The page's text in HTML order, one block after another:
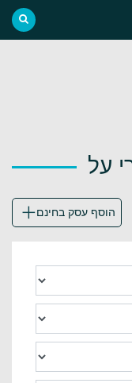
על
הוסף עסק בחינם